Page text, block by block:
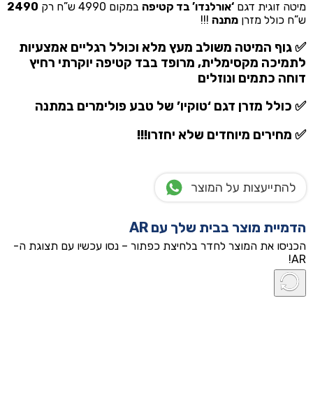
מיטה זוגית דגם ‘אורלנדו’ בד קטיפה במקום 4990 ש”ח רק
2490
ש”ח כולל מזרן מתנה !!!
✅ גוף המיטה משולב מעץ מלא וכולל רגליים אמצעיות
לתמיכה מקסימלית, מרופד בבד קטיפה יוקרתי רחיץ
דוחה כתמים ונוזלים
✅ כולל מזרן דגם ‘טוקיו’ של טבע פולימרים במתנה
✅ מחירים מיוחדים שלא יחזרו!!!
להתייעצות על המוצר
הדמיית מוצר בבית שלך עם AR
הכניסו את המוצר לחדר בלחיצת כפתור – נסו עכשיו עם תצוגת ה-
AR!